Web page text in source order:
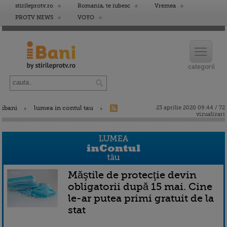
stirileprotv.ro Romania, te iubesc
Vremea
PROTV NEWS
VOYO
ibani lumea in contul tau
23 aprilie 2020 09:44 / 72
vizualizari
Măştile de protecţie devin
obligatorii după 15 mai. Cine
le-ar putea primi gratuit de la
stat